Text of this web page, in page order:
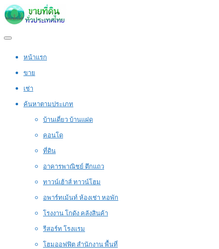
หน้าแรก
ขาย
เช่า
ค้นหาตามประเภท
บ้านเดี่ยว บ้านแฝด
คอนโด
ที่ดิน
อาคารพาณิชย์ ตึกแถว
ทาวน์เฮ้าส์ ทาวน์โฮม
อพาร์ทเม้นท์ ห้องเช่า หอพัก
โรงงาน โกดัง คลังสินค้า
รีสอร์ท โรงแรม
โฮมออฟฟิต สำนักงาน พื้นที่